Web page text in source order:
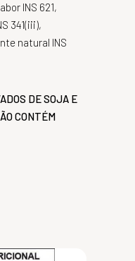
INS 621,
341(iii),
natural INS
DE SOJA E
CONTÉM